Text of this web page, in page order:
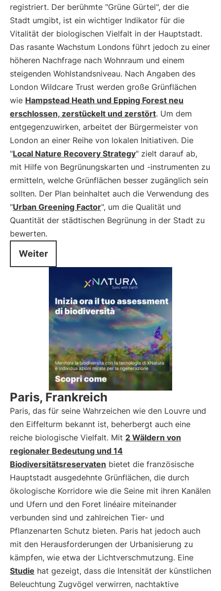
registriert. Der berühmte "Grüne Gürtel", der die
Stadt umgibt, ist ein wichtiger Indikator für die
Vitalität der biologischen Vielfalt in der Hauptstadt.
Das rasante Wachstum Londons führt jedoch zu einer
höheren Nachfrage nach Wohnraum und einem
steigenden Wohlstandsniveau. Nach Angaben des
London Wildcare Trust werden große Grünflächen
wie Hampstead Heath und Epping Forest neu
erschlossen, zerstückelt und zerstört. Um dem
entgegenzuwirken, arbeitet der Bürgermeister von
London an einer Reihe von lokalen Initiativen. Die
"Local Nature Recovery Strategy" zielt darauf ab,
mit Hilfe von Begrünungskarten und -instrumenten zu
ermitteln, welche Grünflächen besser zugänglich sein
sollten. Der Plan beinhaltet auch die Verwendung des
"Urban Greening Factor", um die Qualität und
Quantität der städtischen Begrünung in der Stadt zu
bewerten.
Weiter
Paris, Frankreich
Paris, das für seine Wahrzeichen wie den Louvre und
den Eiffelturm bekannt ist, beherbergt auch eine
reiche biologische Vielfalt. Mit 2 Wäldern von
regionaler Bedeutung und 14
Biodiversitätsreservaten bietet die französische
Hauptstadt ausgedehnte Grünflächen, die durch
ökologische Korridore wie die Seine mit ihren Kanälen
und Ufern und den Foret linéaire miteinander
verbunden sind und zahlreichen Tier- und
Pflanzenarten Schutz bieten. Paris hat jedoch auch
mit den Herausforderungen der Urbanisierung zu
kämpfen, wie etwa der Lichtverschmutzung. Eine
Studie hat gezeigt, dass die Intensität der künstlichen
Beleuchtung Zugvögel verwirren, nachtaktive